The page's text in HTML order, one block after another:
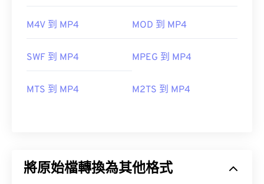
M4V 到 MP4 MOD 到 MP4
SWF 到 MP4 MPEG 到 MP4
MTS 到 MP4 M2TS 到 MP4
將原始檔轉換為其他格式